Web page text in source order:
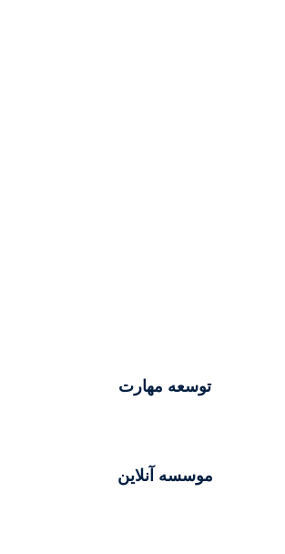
توسعه مهارت
موسسه آنلاین